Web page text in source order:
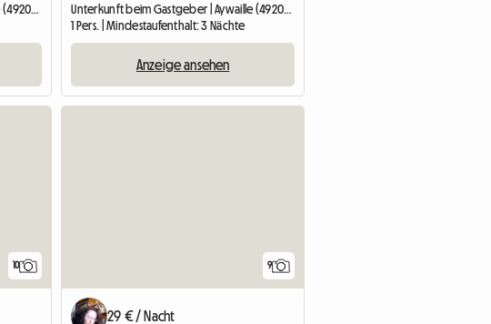
Unterkunft beim Gastgeber | Aywaille (4920) | 16 M2
Unterkunft beim Gastgeber | Aywaille (4920) | 16 M2
1 Pers. | Mindestaufenthalt: 3 Nächte
Anzeige ansehen
10 9
29 € / Nacht